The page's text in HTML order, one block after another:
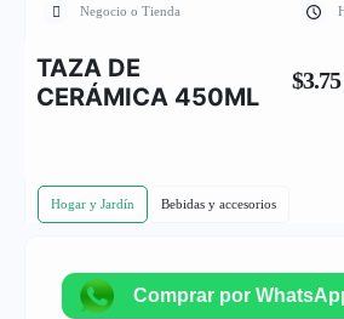
Negocio o Tienda
TAZA DE
CERÁMICA 450ML
$3.75
Hogar y Jardín Bebidas y accesorios
Comprar por